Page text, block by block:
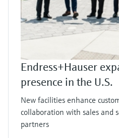
Endress+Hauser
presence in the U.S.
New facilities enhance
collaboration with sales and
partners